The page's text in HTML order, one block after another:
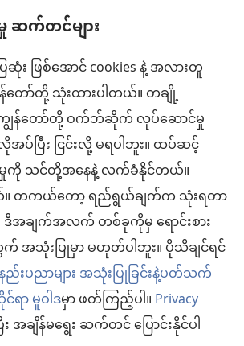
က်တင်များ
း ဖြစ်အောင် cookies နဲ့ အလားတူ
တော်တို့ သုံးထားပါတယ်။ တချို့
ကျွန်တော်တို့ ဝက်ဘ်ဆိုက် လုပ်ဆောင်မှု
ပ်ပြီး ငြင်းလို့ မရပါဘူး။ ထပ်ဆင့်
မှုကို သင်တို့အနေနဲ့ လက်ခံနိုင်တယ်။
ယ်။ တကယ်တော့ ရည်ရွယ်ချက်က သုံးရတာ
ဒီအချက်အလက် တစ်ခုကိုမှ ရောင်းစား
တွက် အသုံးပြုမှာ မဟုတ်ပါဘူး။ ပိုသိချင်ရင်
နည်းပညာများ အသုံးပြုခြင်းနဲ့ပတ်သက်
ရာ မူဝါဒမှာ ဖတ်ကြည့်ပါ။Privacy
အချိန်မရွေး ဆက်တင် ပြောင်းနိုင်ပါ
ာရှင်တွေရဲ့ ဆန္ဒ၊ ဘာသာရေးယုံကြည်ချက်အတိုင်း လုပ်ဆောင်
းကျင်သူတစ်ဦးချင်းစီရဲ့တာဝန် ဖြစ်ပါတယ်။ ဒီကဏ္ဍထဲက
အားလုံးအတွက် သင့်တော်တာ၊ လက်ခံနိုင်စရာ ဖြစ်ချင်မှဖြစ်
ခြေအနေ၊ ကုသနည်းတွေနဲ့ပတ်သက်ပြီး ဆရာဝန်တွေ၊ ဆေးဘက်
ေးနွေးပါ။ ကျန်းမာရေးမကောင်းဘူးလို့ထင်ရင် ဆရာဝန်နဲ့
အညီ ဒီဝက်ဘ်ဆိုက်ကို အသုံးပြုရပါမယ်။
င်များ
Tower Bible and Tract Society of Pennsylvania.